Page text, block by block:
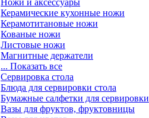
Ножи и аксессуары
Керамические кухонные ножи
Керамотитановые ножи
Кованые ножи
Листовые ножи
Магнитные держатели
... Показать все
Сервировка стола
Блюда для сервировки стола
Бумажные салфетки для сервировки
Вазы для фруктов, фруктовницы